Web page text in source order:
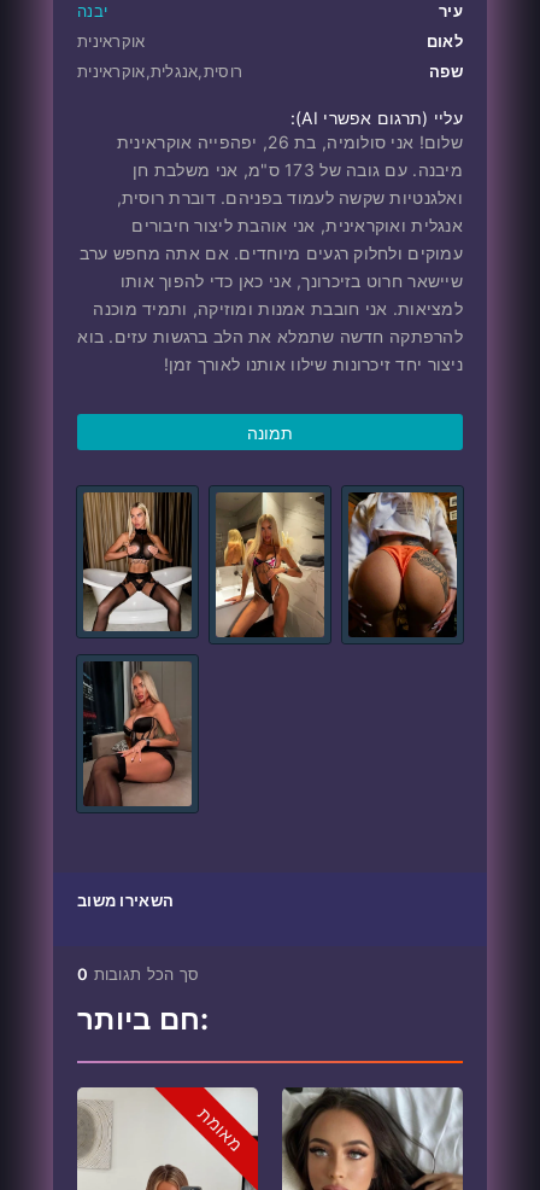
עיר
יבנה
לאום
אוקראינית
שפה
רוסית,אנגלית,אוקראינית
עליי ‎(תרגום אפשרי AI):
שלום! אני סולומיה, בת 26, יפהפייה אוקראינית
מיבנה. עם גובה של 173 ס"מ, אני משלבת חן
ואלגנטיות שקשה לעמוד בפניהם. דוברת רוסית,
אנגלית ואוקראינית, אני אוהבת ליצור חיבורים
עמוקים ולחלוק רגעים מיוחדים. אם אתה מחפש ערב
שיישאר חרוט בזיכרונך, אני כאן כדי להפוך אותו
למציאות. אני חובבת אמנות ומוזיקה, ותמיד מוכנה
להרפתקה חדשה שתמלא את הלב ברגשות עזים. בוא
ניצור יחד זיכרונות שילוו אותנו לאורך זמן!
תמונה
השאירו משוב
סך הכל תגובות 0
חם ביותר:
מאומת